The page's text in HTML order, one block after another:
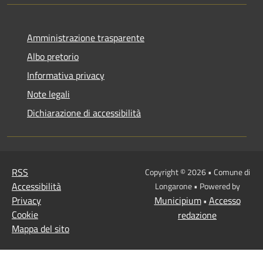
Amministrazione trasparente
Albo pretorio
Informativa privacy
Note legali
Dichiarazione di accessibilità
RSS
Accessibilità
Privacy
Cookie
Mappa del sito
Copyright © 2026 • Comune di
Longarone • Powered by
Municipium• Accesso
redazione